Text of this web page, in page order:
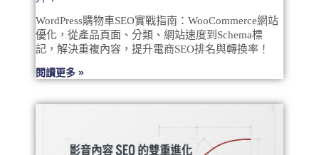
WordPress購物車SEO實戰指南：WooCommerce網站
優化，從產品頁面、分類、網站速度到Schema標
記，解決重複內容，提升電商SEO排名與轉換率！
閱讀更多 »